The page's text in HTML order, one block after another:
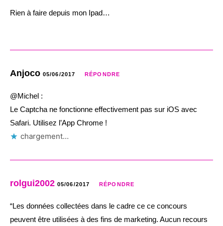
Rien à faire depuis mon Ipad…
Anjoco 05/06/2017 RÉPONDRE
@Michel :
Le Captcha ne fonctionne effectivement pas sur iOS avec
Safari. Utilisez l’App Chrome !
chargement…
rolgui2002 05/06/2017 RÉPONDRE
“Les données collectées dans le cadre ce ce concours
peuvent être utilisées à des fins de marketing. Aucun recours